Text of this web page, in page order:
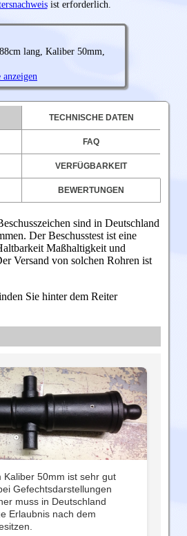
ist erforderlich.
lang, Kaliber 50mm,
TECHNISCHE DATEN
FAQ
VERFÜGBARKEIT
BEWERTUNGEN
sind in Deutschland
Der Beschusstest ist eine
Maßhaltigkeit und
Versand von solchen Rohren ist
Sie hinter dem Reiter
Kaliber 50mm ist sehr gut
Gefechtsdarstellungen
muss in Deutschland
Erlaubnis nach dem